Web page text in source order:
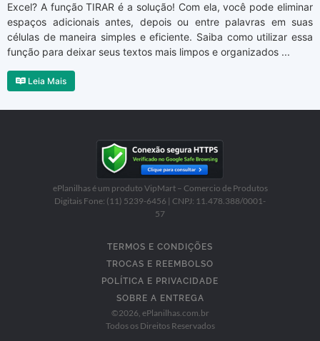
Excel? A função TIRAR é a solução! Com ela, você pode eliminar
espaços adicionais antes, depois ou entre palavras em suas
células de maneira simples e eficiente. Saiba como utilizar essa
função para deixar seus textos mais limpos e organizados ...
Leia Mais
ePlanilhas é um produto VipMart – Comercio de Produtos
Digitais Fone: (11) 5239-6456 | CNPJ: 11.478.388/0001-
57
TERMOS E CONDIÇÕES
TROCAS E REEMBOLSO
POLÍTICA E PRIVACIDADE
SOBRE A ENTREGA
©2026 , ePlanilhas.com.br
Todos os Direitos Reservados